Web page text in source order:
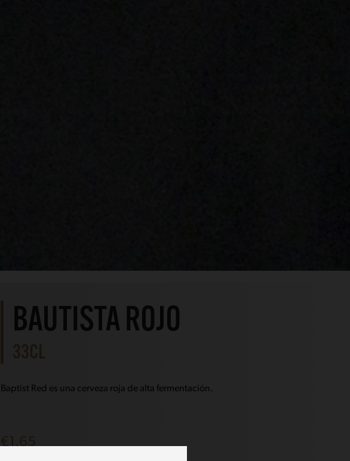
BAUTISTA ROJO
Baptist Red es una cerveza roja de alta fermentación.
€1.65